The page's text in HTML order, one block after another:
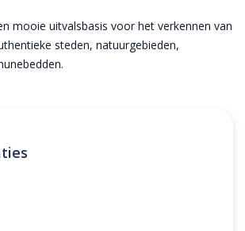
mooie uitvalsbasis voor het verkennen van
steden, natuurgebieden,